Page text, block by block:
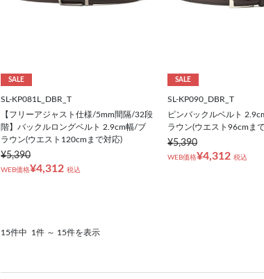
SALE
SL-KP081L_DBR_T
【フリーアジャスト仕様/5mm間隔/32段
階】バックルロングベルト 2.9cm幅/ブ
ラウン(ウエスト120cmまで対応)
¥5,390
WEB価格¥4,312 税込
SALE
SL-KP090_DBR_T
ピンバックルベルト
ラウン(ウエスト96cmま
¥5,390
WEB価格¥4,312 税込
15件中 1件 ～ 15件を表示